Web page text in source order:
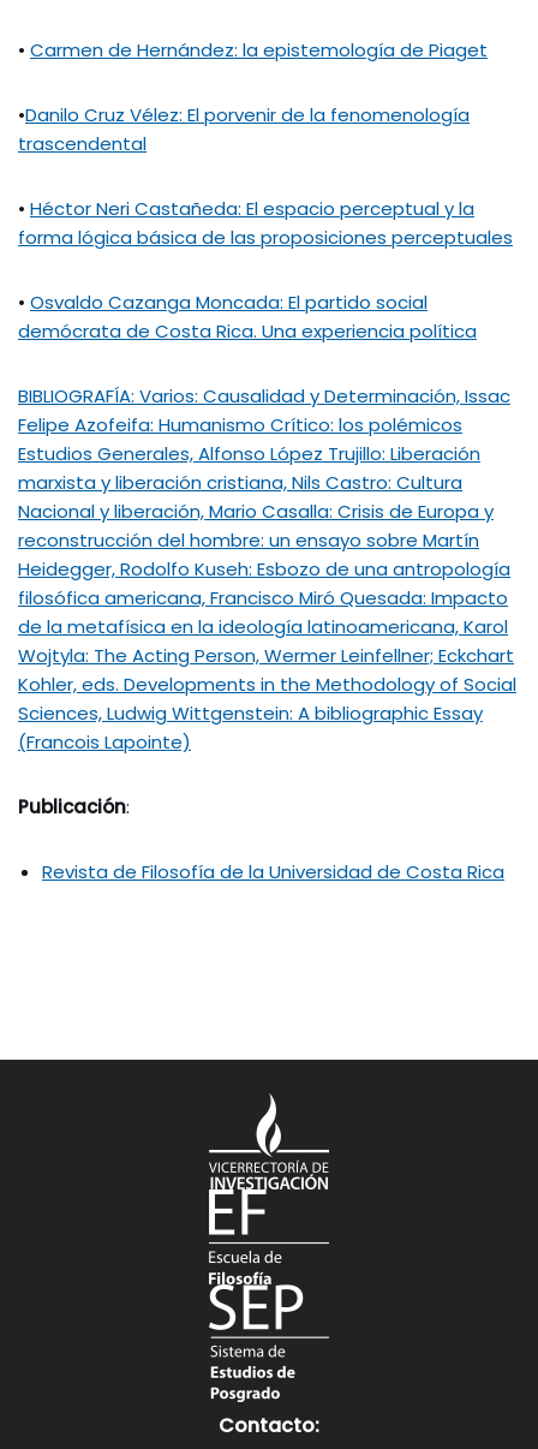
• Carmen de Hernández: la epistemología de Piaget
•Danilo Cruz Vélez: El porvenir de la fenomenología
trascendental
• Héctor Neri Castañeda: El espacio perceptual y la
forma lógica básica de las proposiciones perceptuales
• Osvaldo Cazanga Moncada: El partido social
demócrata de Costa Rica. Una experiencia política
BIBLIOGRAFÍA: Varios: Causalidad y Determinación, Issac
Felipe Azofeifa: Humanismo Crítico: los polémicos
Estudios Generales, Alfonso López Trujillo: Liberación
marxista y liberación cristiana, Nils Castro: Cultura
Nacional y liberación, Mario Casalla: Crisis de Europa y
reconstrucción del hombre: un ensayo sobre Martín
Heidegger, Rodolfo Kuseh: Esbozo de una antropología
filosófica americana, Francisco Miró Quesada: Impacto
de la metafísica en la ideología latinoamericana, Karol
Wojtyla: The Acting Person, Wermer Leinfellner; Eckchart
Kohler, eds. Developments in the Methodology of Social
Sciences, Ludwig Wittgenstein: A bibliographic Essay
(Francois Lapointe)
Publicación:
Revista de Filosofía de la Universidad de Costa Rica
Contacto: